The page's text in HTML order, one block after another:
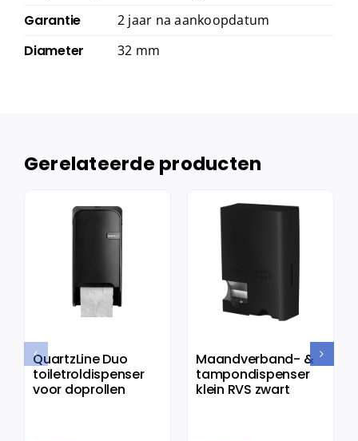
Garantie 2 jaar na aankoopdatum
Diameter 32 mm
Gerelateerde producten
QuartzLine Duo
toiletroldispenser
voor doprollen
Maandverband- &
tampondispenser
klein RVS zwart